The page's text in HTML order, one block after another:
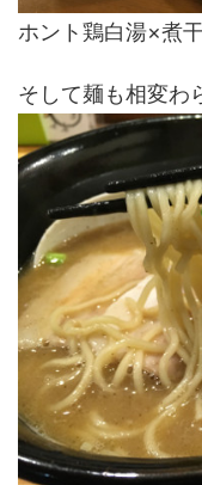
ホント鶏白湯×煮
そして麺も相変わ